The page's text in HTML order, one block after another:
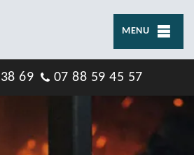
MENU
69 07 88 59 45 57